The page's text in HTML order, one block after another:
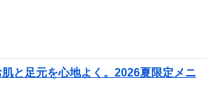
と足元を心地よく。2026夏限定メニ